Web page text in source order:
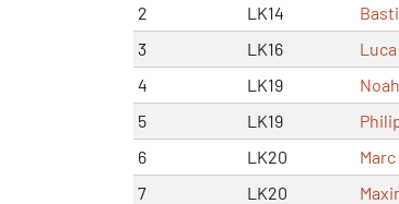
2
LK14
3
LK16
4
LK19
5
LK19
6
LK20
7
LK20